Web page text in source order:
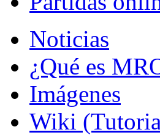
Noticias
¿Qué es
Imágenes
Wiki